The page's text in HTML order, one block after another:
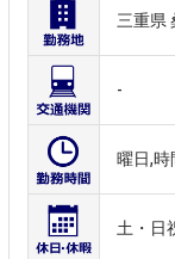
三重県
-
曜日,
土・日